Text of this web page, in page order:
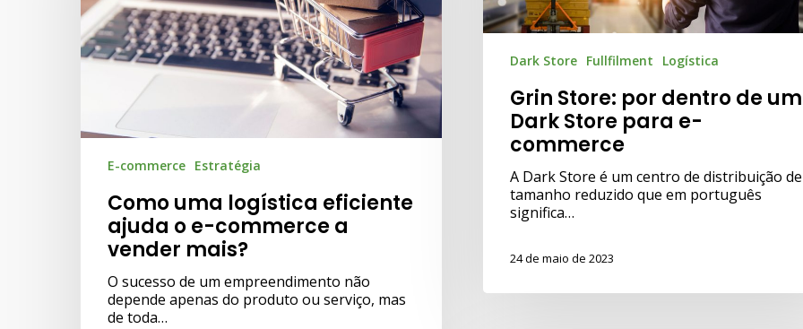
Dark Store Fullfilment Logística
Grin Store: por dentro de
Dark Store para e-
commerce
A Dark Store é um centro de distribuição de
tamanho reduzido que em português
significa…
24 de maio de 2023
E-commerce Estratégia
Como uma logística eficiente
ajuda o e-commerce a
vender mais?
O sucesso de um empreendimento não
depende apenas do produto ou serviço, mas
de toda…